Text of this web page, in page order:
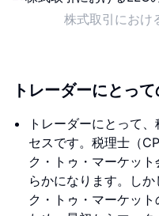
株式取引におけ
トレーダーにとっ
トレーダーにとって
セスです。税理士（
ク・トゥ・マーケッ
らかになります。し
ク・トゥ・マーケッ